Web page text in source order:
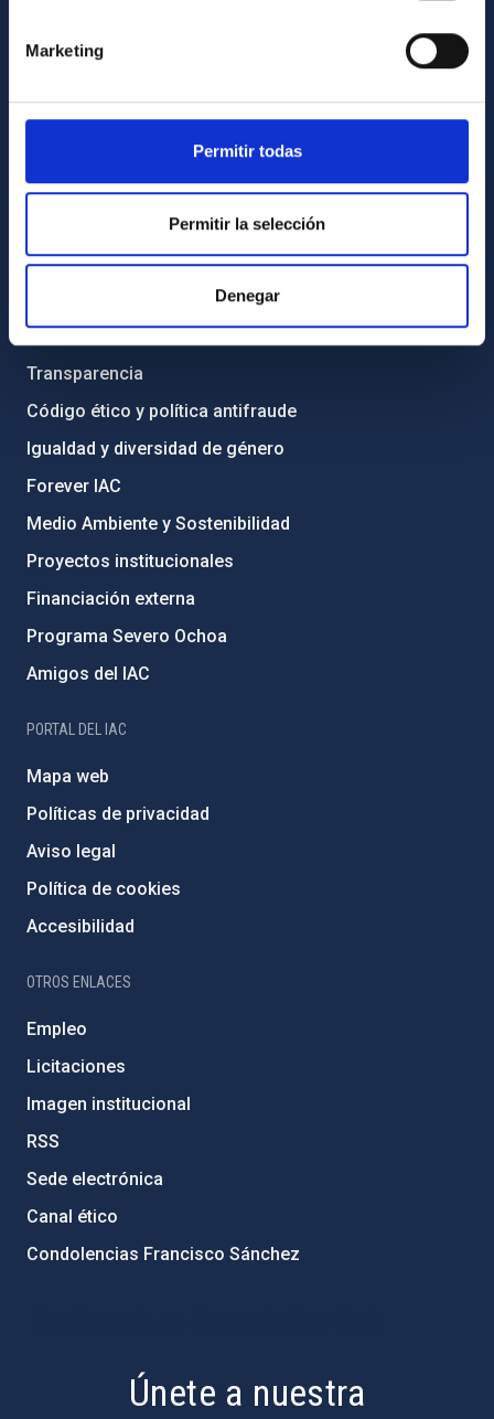
Marketing
Permitir todas
Permitir la selección
Denegar
Cómo llegar al IAC
Directorio de personal
Biblioteca
Legislación
Transparencia
Código ético y política antifraude
Igualdad y diversidad de género
Forever IAC
Medio Ambiente y Sostenibilidad
Proyectos institucionales
Financiación externa
Programa Severo Ochoa
Amigos del IAC
PORTAL DEL IAC
Mapa web
Políticas de privacidad
Aviso legal
Política de cookies
Accesibilidad
OTROS ENLACES
Empleo
Licitaciones
Imagen institucional
RSS
Sede electrónica
Canal ético
Condolencias Francisco Sánchez
Únete a nuestra